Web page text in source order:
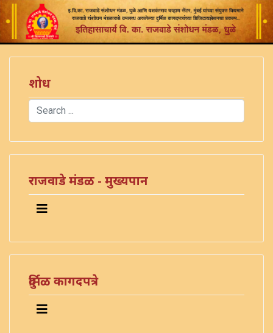
शोध
Search
राजवाडे मंडळ - मुख्यपान
दुर्मिळ कागदपत्रे